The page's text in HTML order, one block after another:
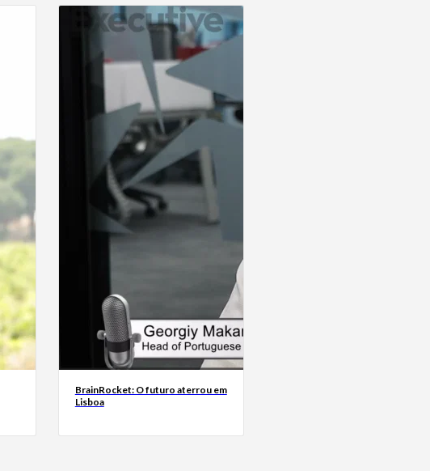
BrainRocket: O futuro aterrou em
Lisboa